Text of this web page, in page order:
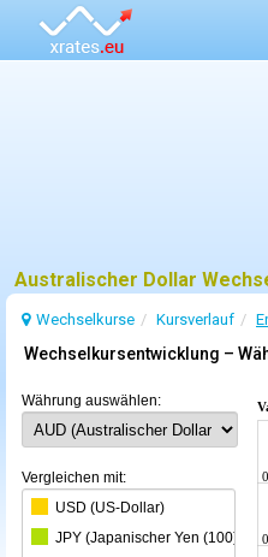
Wechselkurse Kursverlauf
Wechselkursentwicklung –
Währung auswählen:
Vergleichen mit:
USD (US-Dollar)
JPY (Japanischer Yen (100))